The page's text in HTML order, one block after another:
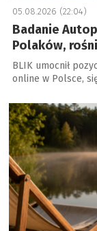
05.08.2026 (22:04)
Badanie
Polaków,
BLIK umocnił
online w Polsce,
a